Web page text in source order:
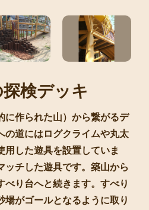
検デッキ
に作られた山）から繋がるデ
の道にはログクライムや丸太
用した遊具を設置していま
ッチした遊具です。築山から
べり台へと続きます。すべり
場がゴールとなるように取り